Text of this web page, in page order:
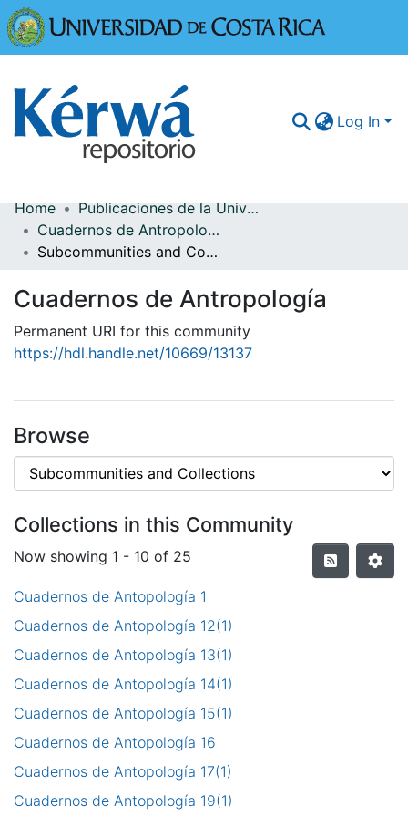
Log In
Communities & Collections
More Information
Browse Kérwá
Statistics
Home
Publicaciones de la Universidad de Costa Rica
Cuadernos de Antropología
Subcommunities and Collections
Cuadernos de Antropología
Permanent URI for this community
https://hdl.handle.net/10669/13137
Browse
Collections in this Community
Now showing 1 - 10 of 25
Cuadernos de Antopología 1
Cuadernos de Antopología 12(1)
Cuadernos de Antopología 13(1)
Cuadernos de Antopología 14(1)
Cuadernos de Antopología 15(1)
Cuadernos de Antopología 16
Cuadernos de Antopología 17(1)
Cuadernos de Antopología 19(1)